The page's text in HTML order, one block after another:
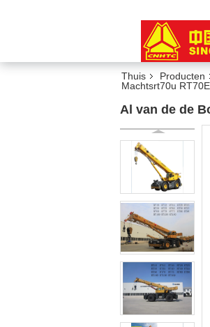
Thuis Producten
Machtsrt70u RT70E
Al van de de